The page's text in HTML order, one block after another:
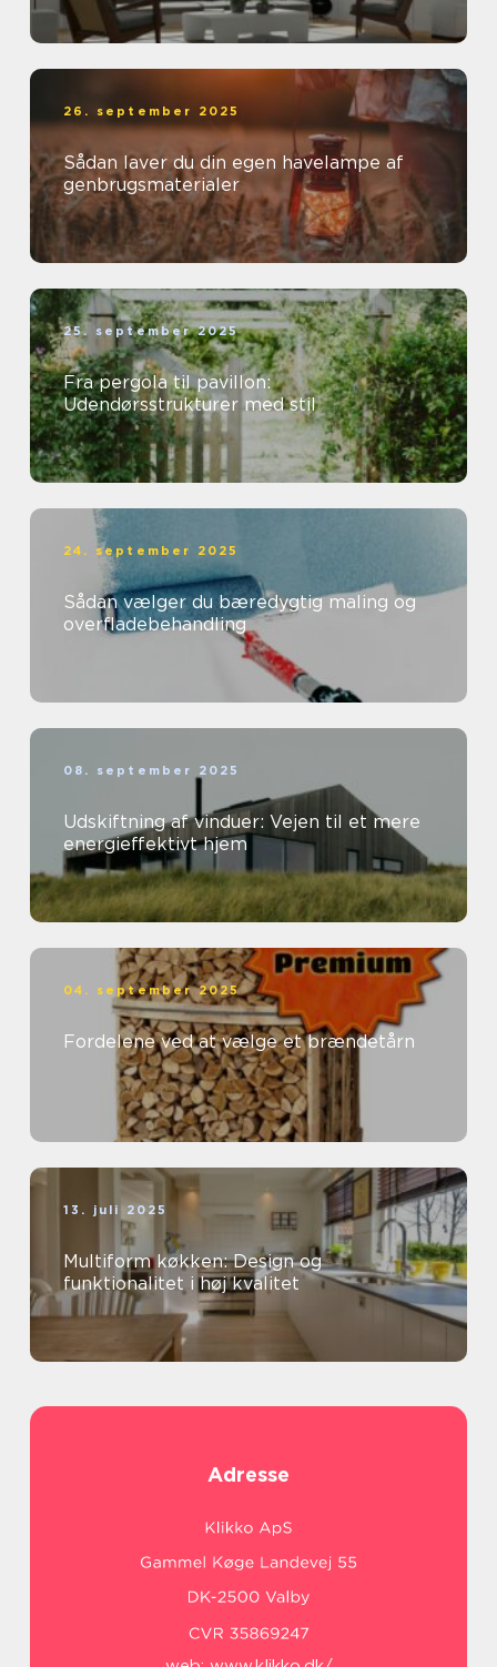
26. september 2025
Sådan laver du din egen havelampe af
genbrugsmaterialer
25. september 2025
Fra pergola til pavillon:
Udendørsstrukturer med stil
24. september 2025
Sådan vælger du bæredygtig maling og
overfladebehandling
08. september 2025
Udskiftning af vinduer: Vejen til et mere
energieffektivt hjem
04. september 2025
Fordelene ved at vælge et brændetårn
13. juli 2025
Multiform køkken: Design og
funktionalitet i høj kvalitet
Adresse